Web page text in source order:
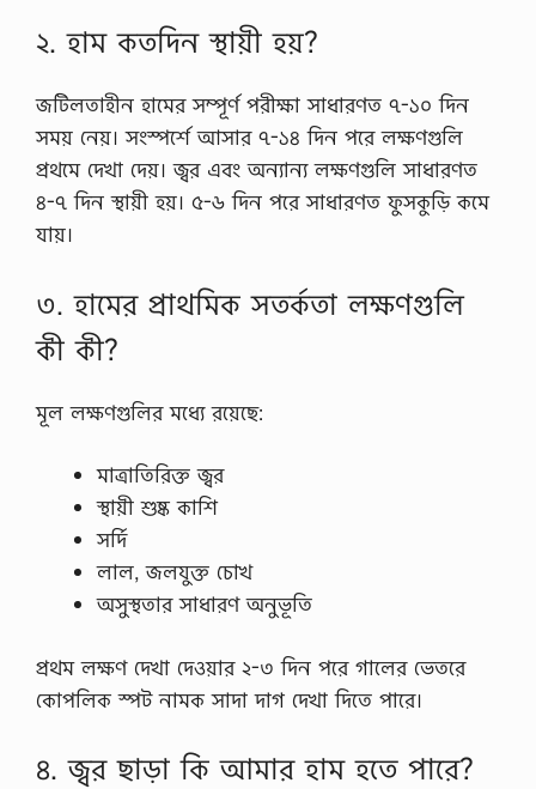
২. হাম কতদিন স্থায়ী হয়?
জটিলতাহীন হামের সম্পূর্ণ পরীক্ষা সাধারণত ৭-১০ দিন
সময় নেয়। সংস্পর্শে আসার ৭-১৪ দিন পরে লক্ষণগুলি
প্রথমে দেখা দেয়। জ্বর এবং অন্যান্য লক্ষণগুলি সাধারণত
৪-৭ দিন স্থায়ী হয়। ৫-৬ দিন পরে সাধারণত ফুসকুড়ি কমে
যায়।
৩. হামের প্রাথমিক সতর্কতা লক্ষণগুলি
কী কী?
মূল লক্ষণগুলির মধ্যে রয়েছে:
মাত্রাতিরিক্ত জ্বর
স্থায়ী শুষ্ক কাশি
সর্দি
লাল, জলযুক্ত চোখ
অসুস্থতার সাধারণ অনুভূতি
প্রথম লক্ষণ দেখা দেওয়ার ২-৩ দিন পরে গালের ভেতরে
কোপলিক স্পট নামক সাদা দাগ দেখা দিতে পারে।
৪. জ্বর ছাড়া কি আমার হাম হতে পারে?